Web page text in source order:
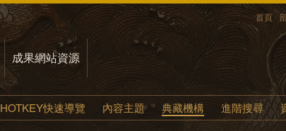
首頁
成果網站資源
HOTKEY快速導覽 內容主題 典藏機構 進階搜尋